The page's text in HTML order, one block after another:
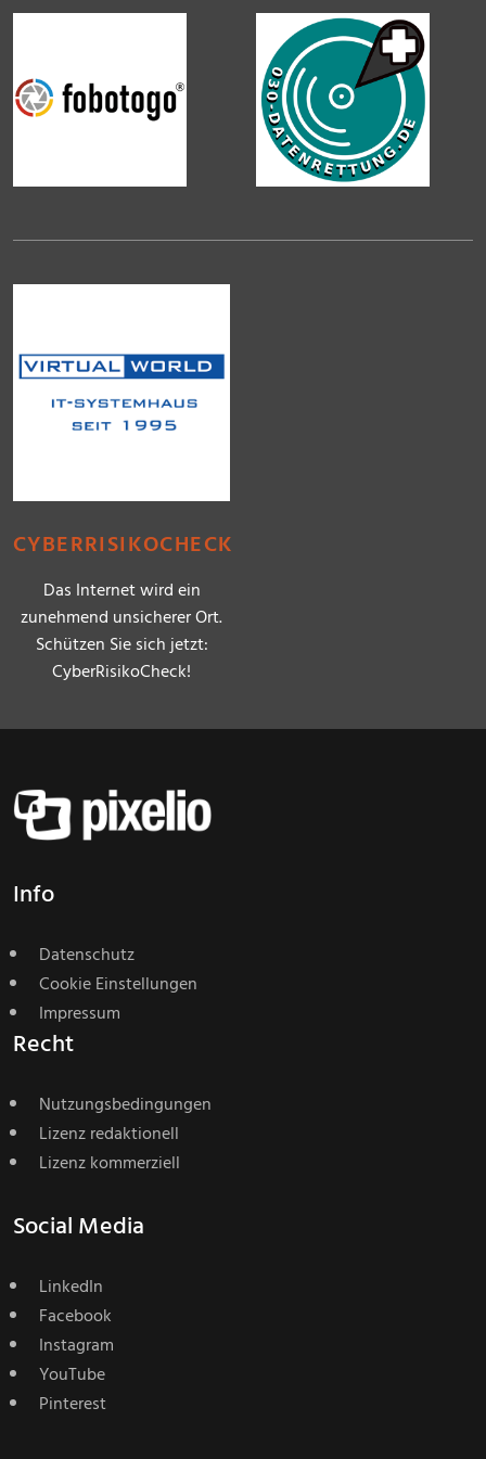
CYBERRISIKOCHECK
Das Internet wird ein
zunehmend unsicherer Ort.
Schützen Sie sich jetzt:
CyberRisikoCheck!
Info
Datenschutz
Cookie Einstellungen
Impressum
Recht
Nutzungsbedingungen
Lizenz redaktionell
Lizenz kommerziell
Social Media
LinkedIn
Facebook
Instagram
YouTube
Pinterest